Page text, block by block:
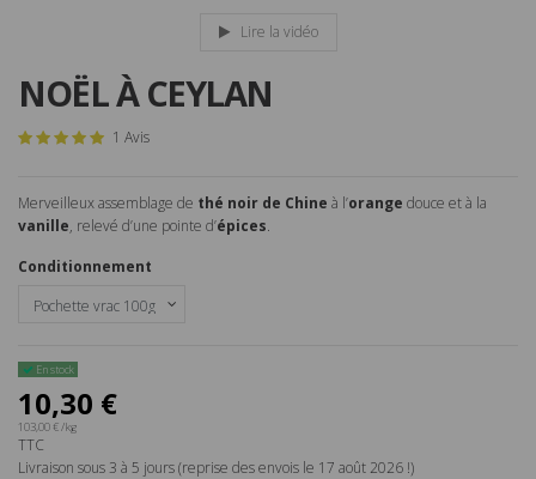
Lire la vidéo
NOËL À CEYLAN
1 Avis
Merveilleux assemblage de thé noir de Chine à l’orange douce et à la
vanille, relevé d’une pointe d’épices.
Conditionnement
En stock
10,30 €
103,00 € /kg
TTC
Livraison sous 3 à 5 jours (reprise des envois le 17 août 2026 !)